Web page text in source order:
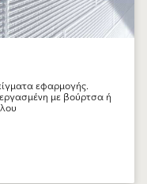
εφαρμογής.
με βούρτσα ή